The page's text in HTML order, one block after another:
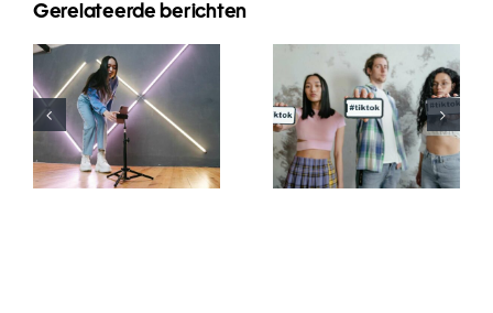
Gerelateerde berichten
Top 5
Methoden
zur
Steigerung
der
organischen
Reichweite
Die besten
TikTok-
für kreative